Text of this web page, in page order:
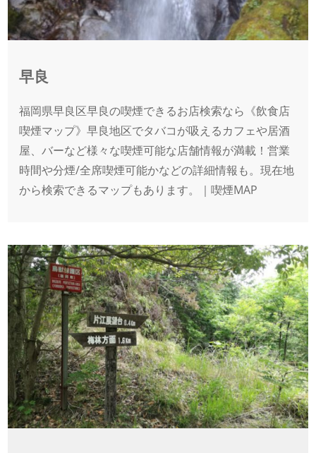
早良
福岡県早良区早良の喫煙できるお店検索なら《飲食店
喫煙マップ》早良地区でタバコが吸えるカフェや居酒
屋、バーなど様々な喫煙可能な店舗情報が満載！営業
時間や分煙/全席喫煙可能かなどの詳細情報も。現在地
から検索できるマップもあります。｜喫煙MAP